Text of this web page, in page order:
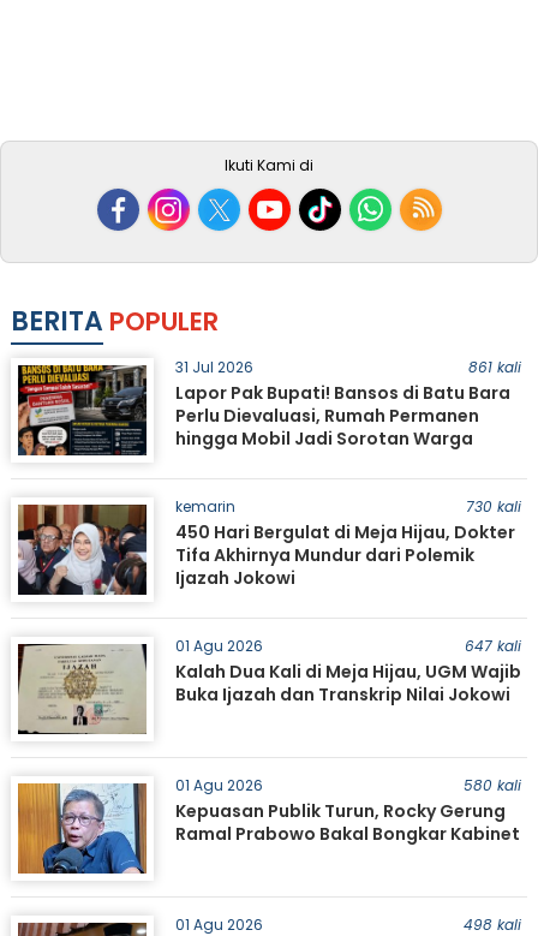
Ikuti Kami di
BERITA POPULER
31 Jul 2026 861 kali
Lapor Pak Bupati! Bansos di Batu Bara
Perlu Dievaluasi, Rumah Permanen
hingga Mobil Jadi Sorotan Warga
kemarin 730 kali
450 Hari Bergulat di Meja Hijau, Dokter
Tifa Akhirnya Mundur dari Polemik
Ijazah Jokowi
01 Agu 2026 647 kali
Kalah Dua Kali di Meja Hijau, UGM Wajib
Buka Ijazah dan Transkrip Nilai Jokowi
01 Agu 2026 580 kali
Kepuasan Publik Turun, Rocky Gerung
Ramal Prabowo Bakal Bongkar Kabinet
01 Agu 2026 498 kali